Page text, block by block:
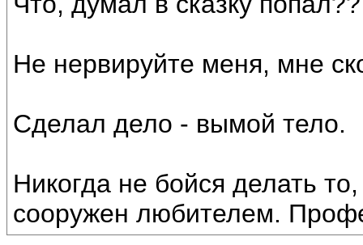
Не нервируйте меня, мне
Сделал дело - вымой тело.
Никогда не бойся делать
сооружен любителем.